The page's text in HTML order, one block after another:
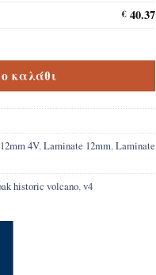
€40.37
καλάθι
4V,Laminate 12mm,Laminate
historic volcano,v4